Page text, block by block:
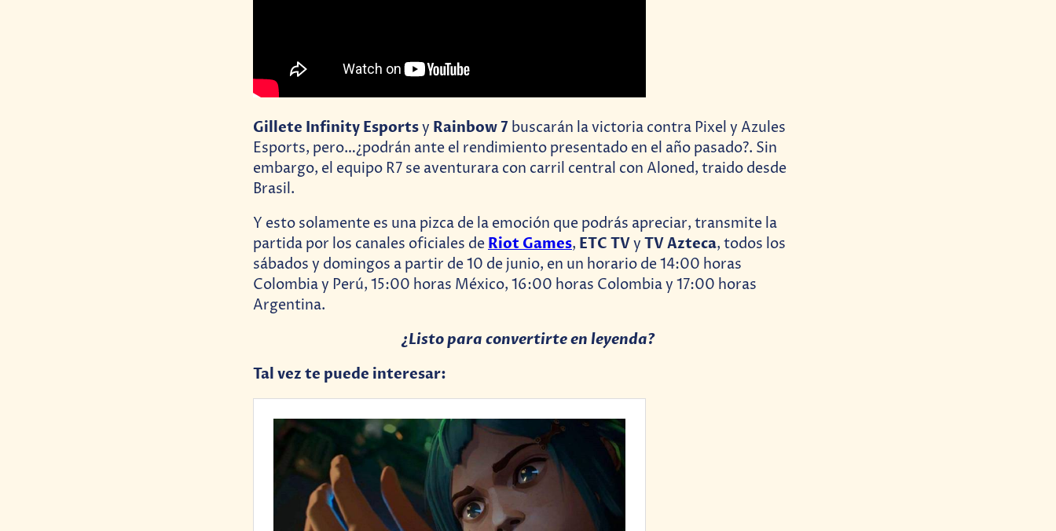
Gillete Infinity Esportsy Rainbow 7 buscarán la victoria contra Pixel y Azules
Esports, pero…¿podrán ante el rendimiento presentado en el año pasado?. Sin
embargo, el equipo R7 se aventurara con carril central con Aloned, traido desde
Brasil.
Y esto solamente es una pizca de la emoción que podrás apreciar, transmite la
partida por los canales oficiales de Riot Games, ETC TVy TV Azteca, todos los
sábados y domingos a partir de 10 de junio, en un horario de 14:00 horas
Colombia y Perú, 15:00 horas México, 16:00 horas Colombia y 17:00 horas
Argentina.
¿Listo para convertirte en leyenda?
Tal vez te puede interesar: